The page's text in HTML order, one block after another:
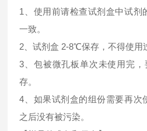
1、使用前请检查试剂盒中试剂
一致。
2、试剂盒 2-8℃保存，不得使用
3、包被微孔板单次未使用完
存。
4、如果试剂盒的组份需要再次
之后没有被污染。